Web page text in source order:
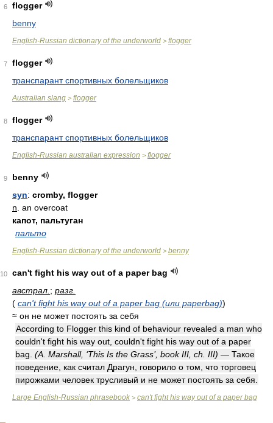
6
flogger
benny
English-Russian dictionary of the underworld > flogger
7
flogger
транспарант спортивных болельщиков
Australian slang > flogger
8
flogger
транспарант спортивных болельщиков
English-Russian australian expression > flogger
9
benny
syn: cromby, flogger
n . an overcoat
капот, пальтуган
пальто
English-Russian dictionary of the underworld > benny
10
can't fight his way out of a paper bag
австрал. ; разг.
( can't fight his way out of a paper bag (или paperbag))
≈ он не может постоять за себя
According to Flogger this kind of behaviour revealed a man who
couldn't fight his way out, couldn't fight his way out of a paper
bag. (A. Marshall, ‘This Is the Grass’, book III, ch. III) — Такое
поведение, как считал Драгун, говорило о том, что торговец
пирожками человек трусливый и не может постоять за себя.
Large English-Russian phrasebook > can't fight his way out of a paper bag